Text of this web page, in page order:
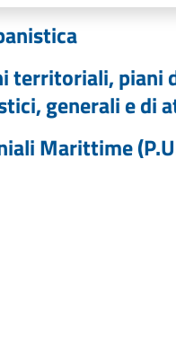
territoriali, piani
generali e di
Marittime